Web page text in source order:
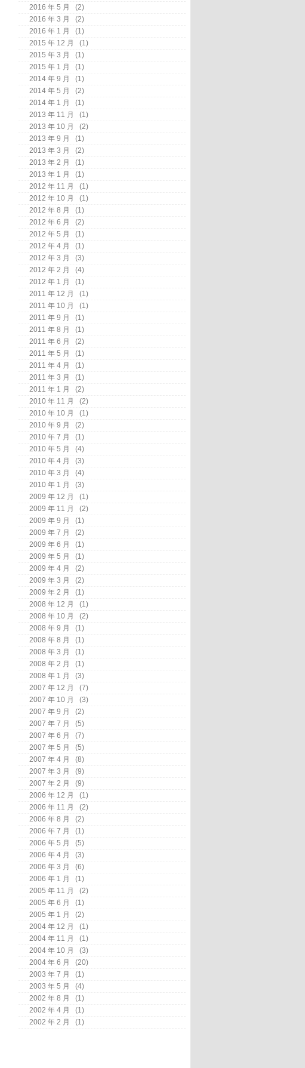
2016 年 5 月
(2)
2016 年 3 月
(2)
2016 年 1 月
(1)
2015 年 12 月
(1)
2015 年 3 月
(1)
2015 年 1 月
(1)
2014 年 9 月
(1)
2014 年 5 月
(2)
2014 年 1 月
(1)
2013 年 11 月
(1)
2013 年 10 月
(2)
2013 年 9 月
(1)
2013 年 3 月
(2)
2013 年 2 月
(1)
2013 年 1 月
(1)
2012 年 11 月
(1)
2012 年 10 月
(1)
2012 年 8 月
(1)
2012 年 6 月
(2)
2012 年 5 月
(1)
2012 年 4 月
(1)
2012 年 3 月
(3)
2012 年 2 月
(4)
2012 年 1 月
(1)
2011 年 12 月
(1)
2011 年 10 月
(1)
2011 年 9 月
(1)
2011 年 8 月
(1)
2011 年 6 月
(2)
2011 年 5 月
(1)
2011 年 4 月
(1)
2011 年 3 月
(1)
2011 年 1 月
(2)
2010 年 11 月
(2)
2010 年 10 月
(1)
2010 年 9 月
(2)
2010 年 7 月
(1)
2010 年 5 月
(4)
2010 年 4 月
(3)
2010 年 3 月
(4)
2010 年 1 月
(3)
2009 年 12 月
(1)
2009 年 11 月
(2)
2009 年 9 月
(1)
2009 年 7 月
(2)
2009 年 6 月
(1)
2009 年 5 月
(1)
2009 年 4 月
(2)
2009 年 3 月
(2)
2009 年 2 月
(1)
2008 年 12 月
(1)
2008 年 10 月
(2)
2008 年 9 月
(1)
2008 年 8 月
(1)
2008 年 3 月
(1)
2008 年 2 月
(1)
2008 年 1 月
(3)
2007 年 12 月
(7)
2007 年 10 月
(3)
2007 年 9 月
(2)
2007 年 7 月
(5)
2007 年 6 月
(7)
2007 年 5 月
(5)
2007 年 4 月
(8)
2007 年 3 月
(9)
2007 年 2 月
(9)
2006 年 12 月
(1)
2006 年 11 月
(2)
2006 年 8 月
(2)
2006 年 7 月
(1)
2006 年 5 月
(5)
2006 年 4 月
(3)
2006 年 3 月
(6)
2006 年 1 月
(1)
2005 年 11 月
(2)
2005 年 6 月
(1)
2005 年 1 月
(2)
2004 年 12 月
(1)
2004 年 11 月
(1)
2004 年 10 月
(3)
2004 年 6 月
(20)
2003 年 7 月
(1)
2003 年 5 月
(4)
2002 年 8 月
(1)
2002 年 4 月
(1)
2002 年 2 月
(1)